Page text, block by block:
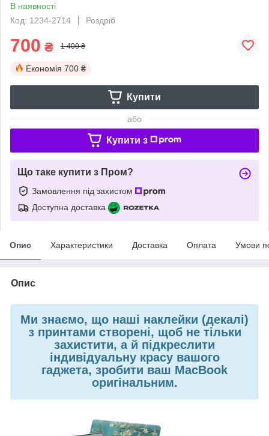
В наявності
Код: 1234-2714
Роздріб
700 ₴ 1 400 ₴
Економія 700 ₴
Купити
або
Купити з
Що таке купити з Пром?
Замовлення під захистом
Доступна доставка
Опис Характеристики Доставка Оплата Умови
Опис
Ми знаємо, що наші наклейки (декалі)
з принтами створені, щоб не тільки
захистити, а й підкреслити
індивідуальну красу вашого
гаджета, зробити ваш MacBook
оригінальним.